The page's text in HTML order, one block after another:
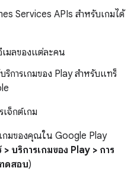
Services APIs สำหรับเกมได้
เมลของแต่ละคน
ริการเกมของ Play สำหรับแทร็
จ็กต์เกม
กมของคุณใน Google Play
> บริการเกมของ Play > การ
ดสอบ)